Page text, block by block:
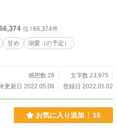
ご注意ください。 ＊ この世界では１８
、現実の２０歳未満の皆さまはもうし
い。 ＊ 表紙はCanvaさまで作成した画
す。
位 / 66,374件
甘め
溺愛（の予定）
感想数 28
文字数 23,975
更新日 2022.05.06
登録日 2022.05.02
お気に入り追加 16